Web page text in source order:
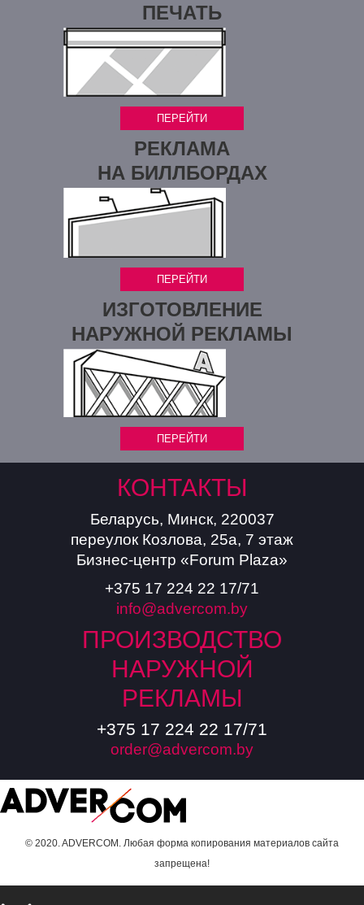
ПЕЧАТЬ
ПЕРЕЙТИ
РЕКЛАМА
НА БИЛЛБОРДАХ
ПЕРЕЙТИ
ИЗГОТОВЛЕНИЕ
НАРУЖНОЙ РЕКЛАМЫ
ПЕРЕЙТИ
КОНТАКТЫ
Беларусь, Минск, 220037
переулок Козлова, 25а, 7 этаж
Бизнес-центр «Forum Plaza»
+375 17 224 22 17/71
info@advercom.by
ПРОИЗВОДСТВО
НАРУЖНОЙ
РЕКЛАМЫ
+375 17 224 22 17/71
order@advercom.by
© 2020. ADVERCOM. Любая форма копирования материалов сайта
запрещена!